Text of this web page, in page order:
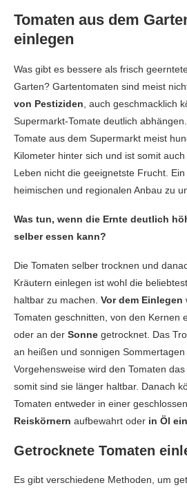
Tomaten aus dem
einlegen
Was gibt es bessere als frisch
Garten? Gartentomaten sind meist
von Pestiziden , auch geschmacklich
Supermarkt-Tomate deutlich
Tomate aus dem Supermarkt meist
Kilometer hinter sich und ist somit
Leben nicht die geeignetste Frucht.
heimischen und regionalen Anbau zu
Was tun, wenn die Ernte deutlich
selber essen kann?
Die Tomaten selber trocknen und
Kräutern einlegen ist wohl die
haltbar zu machen. Vor dem Einlegen
Tomaten geschnitten, von den Kernen
oder an der Sonne getrocknet. Das
an heißen und sonnigen
Vorgehensweise wird den Tomaten
somit sind sie länger haltbar. Danach
Tomaten entweder in einer
Reiskörnern aufbewahrt oder in Öl
Getrocknete Tomaten
Es gibt verschiedene Methoden, um